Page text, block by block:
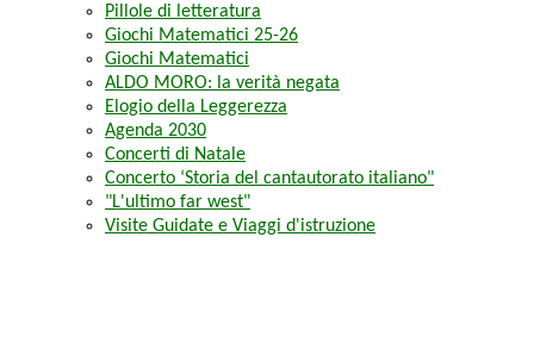
Pillole di letteratura
Giochi Matematici 25-26
Giochi Matematici
ALDO MORO: la verità negata
Elogio della Leggerezza
Agenda 2030
Concerti di Natale
Concerto ‘Storia del cantautorato italiano"
"L'ultimo far west"
Visite Guidate e Viaggi d'istruzione